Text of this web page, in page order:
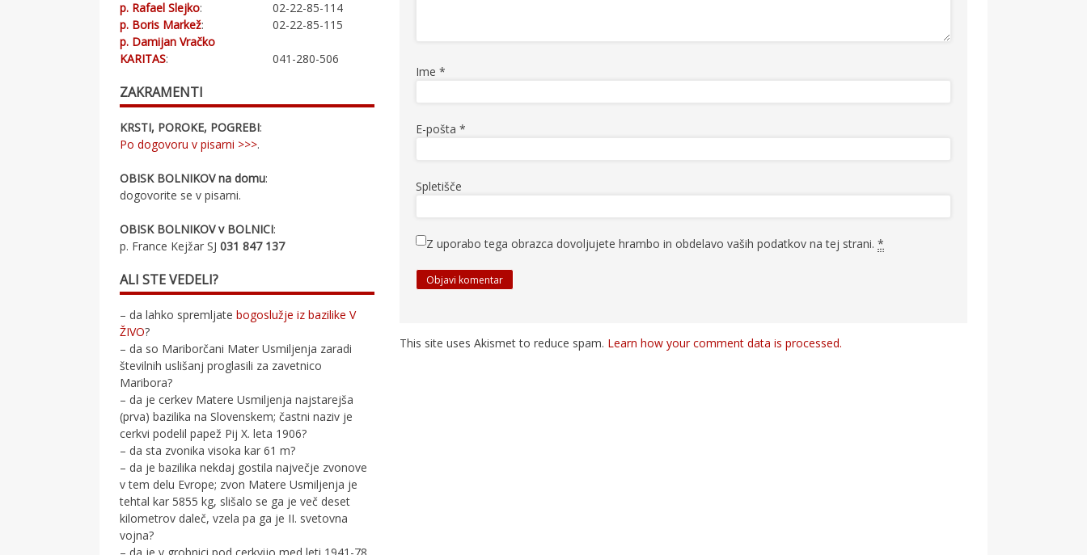
Ime *
E-pošta *
Spletišče
Z uporabo tega obrazca dovoljujete hrambo in obdelavo vaših podatkov na tej strani. *
This site uses Akismet to reduce spam. Learn how your comment data is processed.
p. Rafael Slejko:
02-22-85-114
p. Boris Markež:
02-22-85-115
p. Damijan Vračko
KARITAS: 041-280-506
ZAKRAMENTI
KRSTI, POROKE, POGREBI:
Po dogovoru v pisarni >>>.
OBISK BOLNIKOV na domu:
dogovorite se v pisarni.
OBISK BOLNIKOV v BOLNICI:
p. France Kejžar SJ031 847 137
ALI STE VEDELI?
– da lahko spremljatebogoslužje iz bazilike V
ŽIVO?
– da so Mariborčani Mater Usmiljenja zaradi
številnih uslišanj proglasili za zavetnico
Maribora?
– da je cerkev Matere Usmiljenja najstarejša
(prva) bazilika na Slovenskem; častni naziv je
cerkvi podelil papež Pij X. leta 1906?
– da sta zvonika visoka kar 61 m?
– da je bazilika nekdaj gostila največje zvonove
v tem delu Evrope; zvon Matere Usmiljenja je
tehtal kar 5855 kg, slišalo se ga je več deset
kilometrov daleč, vzela pa ga je II. svetovna
vojna?